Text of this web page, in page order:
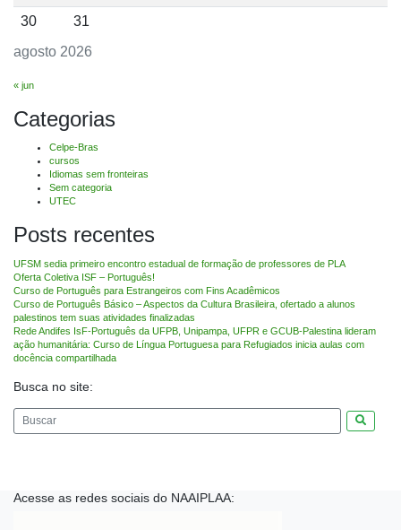
agosto 2026
30
31
« jun
Categorias
Celpe-Bras
cursos
Idiomas sem fronteiras
Sem categoria
UTEC
Posts recentes
UFSM sedia primeiro encontro estadual de formação de professores de PLA
Oferta Coletiva ISF – Português!
Curso de Português para Estrangeiros com Fins Acadêmicos
Curso de Português Básico – Aspectos da Cultura Brasileira, ofertado a alunos
palestinos tem suas atividades finalizadas
Rede Andifes IsF-Português da UFPB, Unipampa, UFPR e GCUB-Palestina lideram
ação humanitária: Curso de Língua Portuguesa para Refugiados inicia aulas com
docência compartilhada
Busca no site:
Acesse as redes sociais do NAAIPLAA: